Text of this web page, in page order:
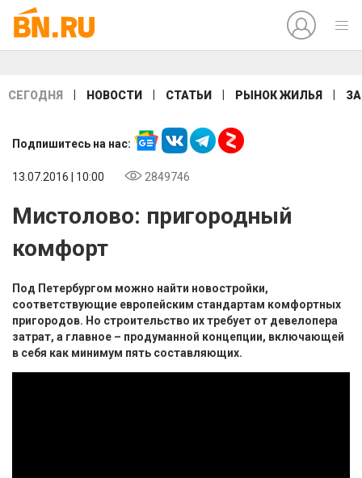
СЕГОДНЯ НОВОСТИ СТАТЬИ РЫНОК ЖИЛЬЯ
Подпишитесь на нас:
13.07.2016 | 10:00 2849746
Мистолово: пригородный
комфорт
Под Петербургом можно найти новостройки,
соответствующие европейским стандартам комфортных
пригородов. Но строительство их требует от девелопера
затрат, а главное – продуманной концепции, включающей
в себя как минимум пять составляющих.